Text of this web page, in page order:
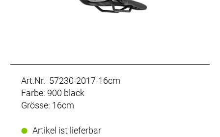
Art.Nr. 57230-2017-16cm
Farbe: 900 black
Grösse: 16cm
Artikel ist lieferbar